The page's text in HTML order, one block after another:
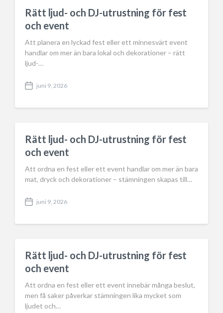
Rätt ljud- och DJ-utrustning för fest
och event
Att planera en lyckad fest eller ett minnesvärt event
handlar om mer än bara lokal och dekorationer – rätt
ljud-…
P
s
a
t
e
juni 9, 2026
Rätt ljud- och DJ-utrustning för fest
och event
Att ordna en fest eller ett event handlar om mer än bara
mat, dryck och dekorationer – stämningen skapas till…
P
s
a
t
e
juni 9, 2026
Rätt ljud- och DJ-utrustning för fest
och event
Att ordna en fest eller ett event innebär många beslut,
men få saker påverkar stämningen lika mycket som
ljudet och…